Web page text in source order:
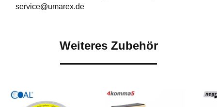
service@umarex.de
Weiteres Zubehör